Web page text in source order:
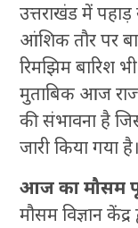
उत्तराखंड में
आंशिक तौर पर
रिमझिम बारिश
मुताबिक आज
की संभावना है
जारी किया गया है।
आज का मौसम
मौसम विज्ञान